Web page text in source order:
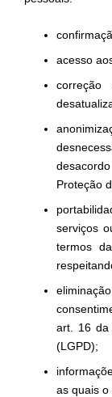
acesso
Proteção
serviços
termos
art. 16 da
(LGPD);
as quais o